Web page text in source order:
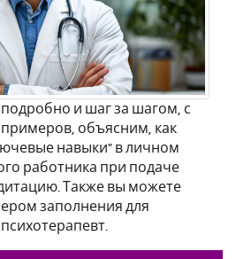
и шаг за шагом, с
объясним, как
навыки" в личном
работника при подаче
Также вы можете
заполнения для